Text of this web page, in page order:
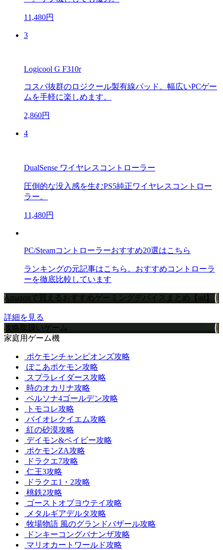
11,480円
3
Logicool G F310r
コスパ抜群のロジクール製有線パッド。幅広いPCゲー
ムを手軽に楽しめます。
2,860円
4
DualSense ワイヤレスコントローラー
圧倒的な没入感を生むPS5純正ワイヤレスコントロー
ラー。
11,480円
PC/Steamコントローラーおすすめ20選はこちら
ランキングの元記事はこちら。おすすめコントローラ
ーを徹底比較しています
Amazonで買えるおすすめゲーミングデバイスまとめ【ad】
詳細を見る
攻略取扱いゲーム
家庭用ゲーム機
ポケモンチャンピオンズ攻略
ぽこあポケモン攻略
スプラレイダース攻略
時のオカリナ攻略
ペルソナ4ゴールデン攻略
トモコレ攻略
バイオレクイエム攻略
紅の砂漠攻略
デイモン&ベイビー攻略
ポケモンZA攻略
ドラクエ7攻略
仁王3攻略
ドラクエ1・2攻略
桃鉄2攻略
ゴーストオブヨウテイ攻略
メタルギアデルタ攻略
牧場物語 風のグランドバザール攻略
ドンキーコングバナンザ攻略
マリオカートワールド攻略